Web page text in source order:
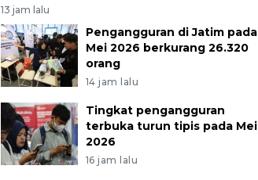
13 jam lalu
Pengangguran di Jatim pada
Mei 2026 berkurang 26.320
orang
14 jam lalu
Tingkat pengangguran
terbuka turun tipis pada Mei
2026
16 jam lalu